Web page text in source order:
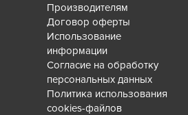
Производителям
Договор оферты
Использование
информации
Согласие на обработку
персональных данных
Политика использования
cookies-файлов